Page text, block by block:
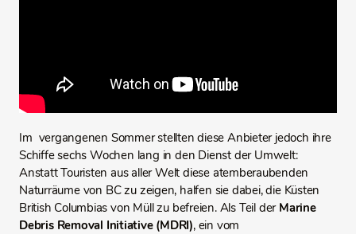
Im vergangenen Sommer stellten diese Anbieter jedoch ihre
Schiffe sechs Wochen lang in den Dienst der Umwelt:
Anstatt Touristen aus aller Welt diese atemberaubenden
Naturräume von BC zu zeigen, halfen sie dabei, die Küsten
British Columbias von Müll zu befreien. Als Teil der Marine
Debris Removal Initiative (MDRI), ein vom